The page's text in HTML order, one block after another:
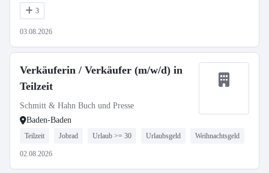
3
03.08.2026
Verkäuferin / Verkäufer (m/w/d) in
Teilzeit
Schmitt & Hahn Buch und Presse
Baden-Baden
Teilzeit Jobrad Urlaub >= 30 Urlaubsgeld Weihnachtsgeld
02.08.2026